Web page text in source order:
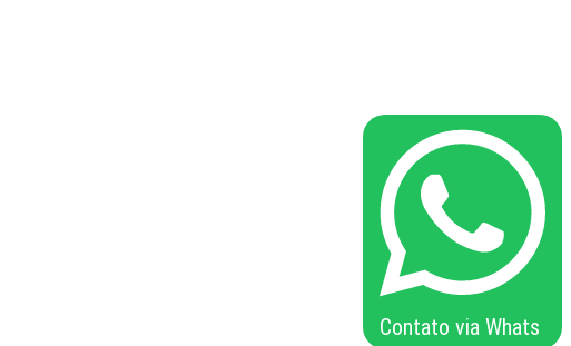
Contato via Whats